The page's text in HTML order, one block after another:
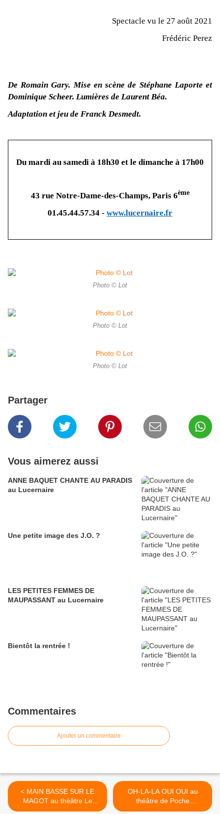
Spectacle vu le 27 août 2021
Frédéric Perez
De Romain Gary. Mise en scène de Stéphane Laporte et
Dominique Scheer. Lumières de Laurent Béa.
Adaptation et jeu de Franck Desmedt.
Du mardi au samedi à 18h30 et le dimanche à 17h00
43 rue Notre-Dame-des-Champs, Paris 6ème
01.45.44.57.34 - www.lucernaire.fr
Photo © Lot
Photo © Lot
Photo © Lot
Partager
Vous aimerez aussi
ANNE BAQUET CHANTE AU PARADIS
au Lucernaire
Une petite image des J.O. ?
LES PETITES FEMMES DE
MAUPASSANT au Lucernaire
Bientôt la rentrée !
Commentaires
Ajouter un commentaire
< MAIN BASSE SUR LE
MAGOT au théâtre Le
Funambule Montmartre
OH-LA-LA OUI OUI au
théâtre de Poche
Montparnasse >